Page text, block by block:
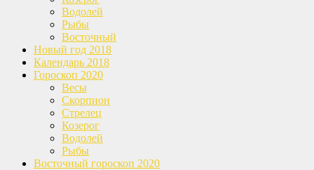
Водолей
Рыбы
Восточный
Новый год 2018
Календарь 2018
Гороскоп 2020
Весы
Скорпион
Стрелец
Козерог
Водолей
Рыбы
Восточный гороскоп 2020